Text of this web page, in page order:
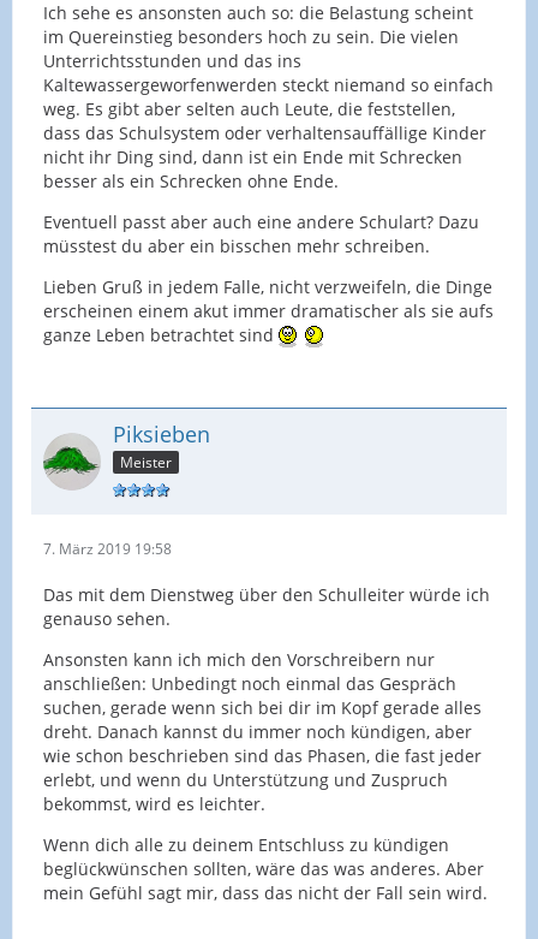
Ich sehe es ansonsten auch so: die Belastung scheint
im Quereinstieg besonders hoch zu sein. Die vielen
Unterrichtsstunden und das ins
Kaltewassergeworfenwerden steckt niemand so einfach
weg. Es gibt aber selten auch Leute, die feststellen,
dass das Schulsystem oder verhaltensauffällige Kinder
nicht ihr Ding sind, dann ist ein Ende mit Schrecken
besser als ein Schrecken ohne Ende.
Eventuell passt aber auch eine andere Schulart? Dazu
müsstest du aber ein bisschen mehr schreiben.
Lieben Gruß in jedem Falle, nicht verzweifeln, die Dinge
erscheinen einem akut immer dramatischer als sie aufs
ganze Leben betrachtet sind
Piksieben
Meister
7. März 2019 19:58
Das mit dem Dienstweg über den Schulleiter würde ich
genauso sehen.
Ansonsten kann ich mich den Vorschreibern nur
anschließen: Unbedingt noch einmal das Gespräch
suchen, gerade wenn sich bei dir im Kopf gerade alles
dreht. Danach kannst du immer noch kündigen, aber
wie schon beschrieben sind das Phasen, die fast jeder
erlebt, und wenn du Unterstützung und Zuspruch
bekommst, wird es leichter.
Wenn dich alle zu deinem Entschluss zu kündigen
beglückwünschen sollten, wäre das was anderes. Aber
mein Gefühl sagt mir, dass das nicht der Fall sein wird.